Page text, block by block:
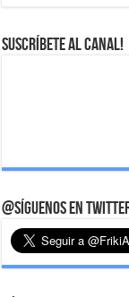
Suscríbete al canal!
@Síguenos en